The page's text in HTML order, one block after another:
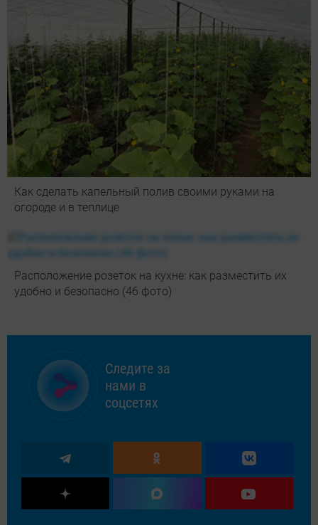
Как сделать капельный полив своими руками на
огороде и в теплице
Расположение розеток на кухне: как разместить их
удобно и безопасно (46 фото)
Следите за
нами в
соцсетях